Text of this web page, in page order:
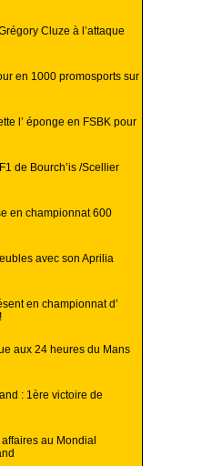
Cluze à l’attaque
en 1000 promosports sur
l’ éponge en FSBK pour
de Bourch’is /Scellier
en championnat 600
avec son Aprilia
en championnat d’
aux 24 heures du Mans
: 1ère victoire de
au Mondial